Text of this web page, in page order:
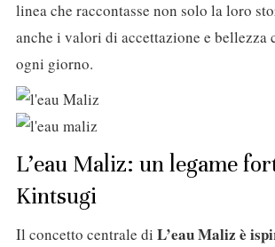
linea che raccontasse non solo la loro
anche i valori di accettazione e bellezza
ogni giorno.
L’eau Maliz: un legame
Kintsugi
Il concetto centrale di L’eau Maliz è